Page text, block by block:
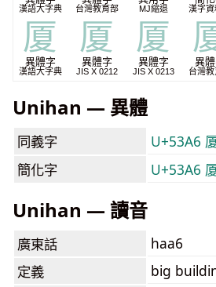
漢語大字典 台灣教育部 MJ縮退 漢字資
厦
異體字
漢語大字典
厦
異體字
JIS X 0212
厦
異體字
JIS X 0213
異
台灣
Unihan — 異體
同義字 U+53A6
簡化字
U+53A6
Unihan — 讀音
廣東話
haa6
定義
big